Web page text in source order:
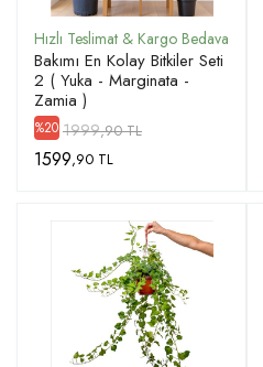
Bakımı En Kolay Bitkiler Seti
2 ( Yuka - Marginata -
Zamia )
%20 1999,90 TL
1599,90 TL